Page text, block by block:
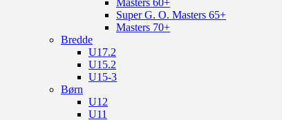
Super G. O. Masters 65+
Masters 70+
Bredde
U17.2
U15.2
U15-3
Børn
U12
U11